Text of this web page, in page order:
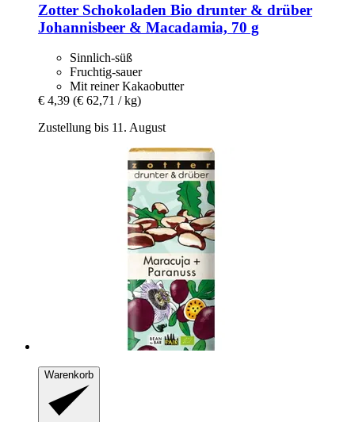
Zotter Schokoladen Bio drunter & drüber
Johannisbeer & Macadamia, 70 g
Sinnlich-süß
Fruchtig-sauer
Mit reiner Kakaobutter
€ 4,39 (€ 62,71 / kg)
Zustellung bis 11. August
Warenkorb